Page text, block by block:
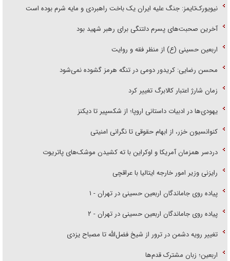
نیویورک‌تایمز: جنگ علیه ایران یک باخت راهبردی و مایه شرم بوده است
آخرین صحبت‌های پسرم دلتنگی برای رهبر شهید بود
اربعین حسینی (ع) از منظر فقه و روایت
محسن رضایی: کریدور دومی در تنگه هرمز گشوده نمی‌شود
زمان شارژ اعتبار کالابرگ تغییر کرد
یهودی‌ها در ادبیات داستانی اروپا؛ از شکسپیر تا دیکنز
کنوانسیون خزر، از ابهام حقوقی تا نگرانی امنیتی
دردسر همزمان آمریکا و اوکراین با ته کشیدن موشک‌های پاتریوت
رایزنی وزیر امور خارجه ایتالیا با عراقچی
پیاده روی جاماندگان اربعین حسینی در تهران - ۱
پیاده روی جاماندگان اربعین حسینی در تهران - ۲
تغییر رویه دشمن در ترور از شیخ فضل‌الله تا مصباح یزدی
اربعین؛ زبان مشترک قدم‌ها